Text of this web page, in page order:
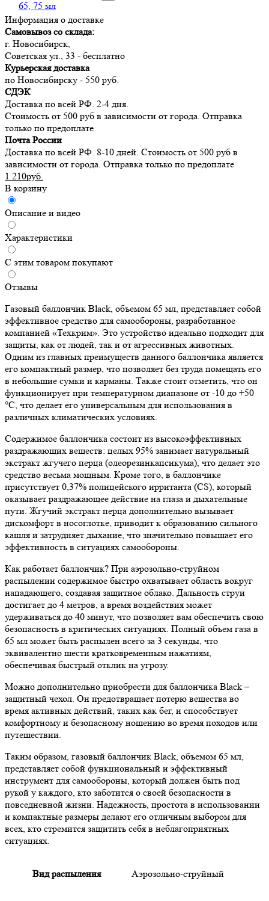
65, 75 мл
Информация о доставке
Самовывоз со склада:
г. Новосибирск,
Советская ул., 33 - бесплатно
Курьерская доставка
по Новосибирску - 550 руб.
СДЭК
Доставка по всей РФ. 2-4 дня.
Стоимость от 500 руб в зависимости от города. Отправка
только по предоплате
Почта России
Доставка по всей РФ. 8-10 дней. Стоимость от 500 руб в
зависимости от города. Отправка только по предоплате
1 210руб.
В корзину
Описание и видео
Характеристики
С этим товаром покупают
Отзывы
Газовый баллончик Black, объемом 65 мл, представляет собой
эффективное средство для самообороны, разработанное
компанией «Техкрим». Это устройство идеально подходит для
защиты, как от людей, так и от агрессивных животных.
Одним из главных преимуществ данного баллончика является
его компактный размер, что позволяет без труда помещать его
в небольшие сумки и карманы. Также стоит отметить, что он
функционирует при температурном диапазоне от -10 до +50
°C, что делает его универсальным для использования в
различных климатических условиях.
Содержимое баллончика состоит из высокоэффективных
раздражающих веществ: целых 95% занимает натуральный
экстракт жгучего перца (олеорезинкапсикума), что делает это
средство весьма мощным. Кроме того, в баллончике
присутствует 0,37% полицейского ирританта (CS), который
оказывает раздражающее действие на глаза и дыхательные
пути. Жгучий экстракт перца дополнительно вызывает
дискомфорт в носоглотке, приводит к образованию сильного
кашля и затрудняет дыхание, что значительно повышает его
эффективность в ситуациях самообороны.
Как работает баллончик? При аэрозольно-струйном
распылении содержимое быстро охватывает область вокруг
нападающего, создавая защитное облако. Дальность струи
достигает до 4 метров, а время воздействия может
удерживаться до 40 минут, что позволяет вам обеспечить свою
безопасность в критических ситуациях. Полный объем газа в
65 мл может быть распылен всего за 3 секунды, что
эквивалентно шести кратковременным нажатиям,
обеспечивая быстрый отклик на угрозу.
Можно дополнительно приобрести для баллончика Black –
защитный чехол. Он предотвращает потерю вещества во
время активных действий, таких как бег, и способствует
комфортному и безопасному ношению во время походов или
путешествии.
Таким образом, газовый баллончик Black, объемом 65 мл,
представляет собой функциональный и эффективный
инструмент для самообороны, который должен быть под
рукой у каждого, кто заботится о своей безопасности в
повседневной жизни. Надежность, простота в использовании
и компактные размеры делают его отличным выбором для
всех, кто стремится защитить себя в неблагоприятных
ситуациях.
Вид распыления Аэрозольно-струйный